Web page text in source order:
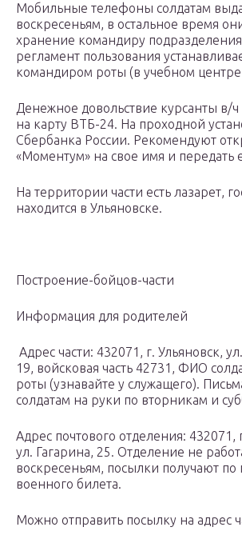
Мобильные телефоны солдатам
воскресеньям, в остальное время
хранение командиру
регламент пользования
командиром роты (в учебном центре
Денежное довольствие курсанты в/
на карту ВТБ-24. На проходной
Сбербанка России. Рекомендуют
«Моментум» на свое имя и передать
На территории части есть лазарет,
находится в Ульяновске.
Построение-бойцов-части
Информация для родителей
Адрес части: 432071, г. Ульяновск,
19, войсковая часть 42731, ФИО
роты (узнавайте у служащего).
солдатам на руки по вторникам и
Адрес почтового отделения: 432071,
ул. Гагарина, 25. Отделение не
воскресеньям, посылки получают
военного билета.
Можно отправить посылку на адрес